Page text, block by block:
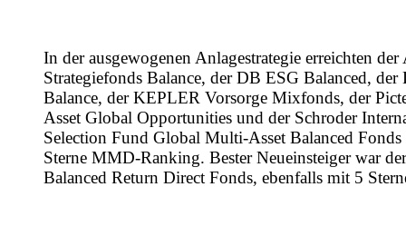
In der ausgewogenen Anlagestrategie erreichten
Strategiefonds Balance, der DB ESG Balanced, der
Balance, der KEPLER Vorsorge Mixfonds, der
Asset Global Opportunities und der Schroder
Selection Fund Global Multi-Asset Balanced Fonds
Sterne MMD-Ranking. Bester Neueinsteiger war
Balanced Return Direct Fonds, ebenfalls mit 5